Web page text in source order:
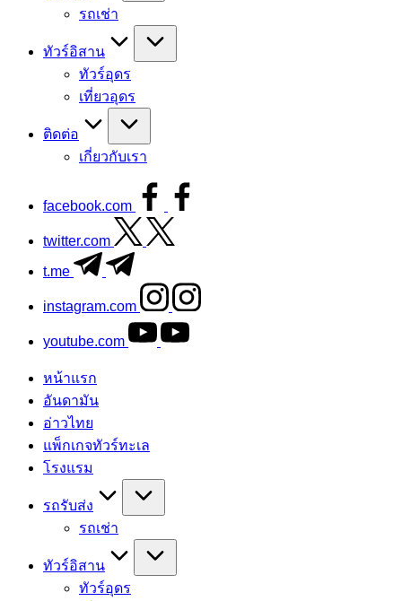
รถเช่า
ทัวร์อิสาน
ทัวร์อุดร
เที่ยวอุดร
ติดต่อ
เกี่ยวกับเรา
facebook.com
twitter.com
t.me
instagram.com
youtube.com
หน้าแรก
อันดามัน
อ่าวไทย
แพ็กเกจทัวร์ทะเล
โรงแรม
รถรับส่ง
รถเช่า
ทัวร์อิสาน
ทัวร์อุดร